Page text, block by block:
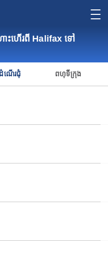
ះហើរពី Halifax ទៅ
ដំណើរជុំ ពហុទីក្រុង